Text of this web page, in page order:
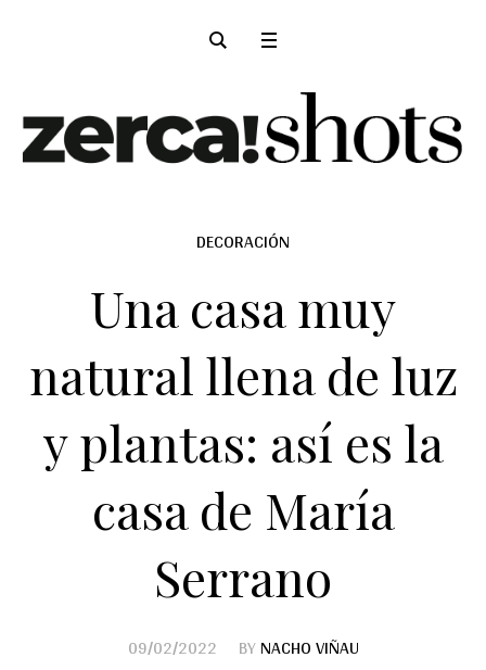
DECORACIÓN
Una casa muy
natural llena de luz
y plantas: así es la
casa de María
Serrano
09/02/2022 BYNACHO VIÑAU